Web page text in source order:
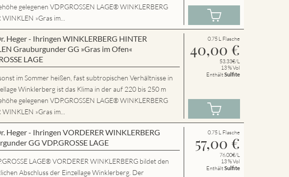
gelegenen VDP.GROSSEN LAGE® WINKLERBERG
»Gras im...
Heger - Ihringen WINKLERBERG HINTER
Grauburgunder GG »Gras im Ofen«
LAGE
im Sommer heißen, fast subtropischen Verhältnisse in
Winklerberg ist das Klima in der auf 220 bis 250 m
gelegenen VDP.GROSSEN LAGE® WINKLERBERG
»Gras im...
0.75 L Flasche
40,00 €
53.33€/L
13 % Vol
EnthältSulfite
Heger - Ihringen VORDERER WINKLERBERG
GG VDP.GROSSE LAGE
LAGE® VORDERER WINKLERBERG bildet den
Abschluss der Einzellage Winklerberg. Der
0.75 L Flasche
57,00 €
76.00€/L
13 % Vol
EnthältSulfite